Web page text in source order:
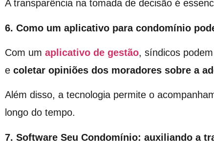
A transparência na tomada de decisão é
6. Como um aplicativo para condomínio
Com um aplicativo de gestão, síndicos
e coletar opiniões dos moradores sobre a
Além disso, a tecnologia permite o
longo do tempo.
7. Software Seu Condomínio: auxiliando a